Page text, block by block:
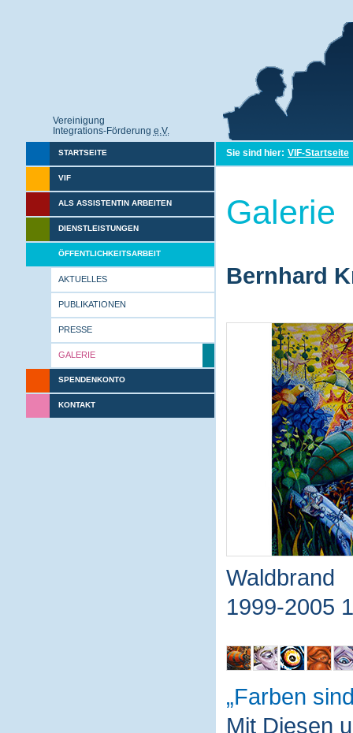
Vereinigung
Integrations-Förderung e.V.
STARTSEITE
VIF
ALS ASSISTENTIN ARBEITEN
DIENSTLEISTUNGEN
ÖFFENTLICHKEITSARBEIT
AKTUELLES
PUBLIKATIONEN
PRESSE
GALERIE
SPENDENKONTO
KONTAKT
Sie sind hier: VIF-Startseite
Galerie
Bernhard
Waldbrand
1999-2005
Farben
Mit Diesen